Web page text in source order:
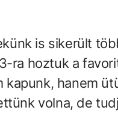
is sikerült
ra hoztuk a
hanem
volna, de